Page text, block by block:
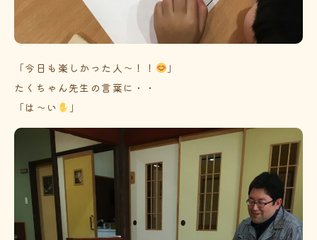
「今日も楽しかった人～！！
」
たくちゃん先生の言葉に・・
「は～い
」